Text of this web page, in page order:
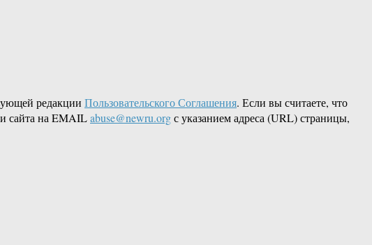
редакции Пользовательского Соглашения. Если вы считаете, что
сайта на EMAILabuse@newru.orgс указанием адреса (URL) страницы,